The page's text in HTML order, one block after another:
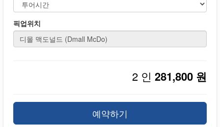
픽업위치
2 인 281,800 원
예약하기